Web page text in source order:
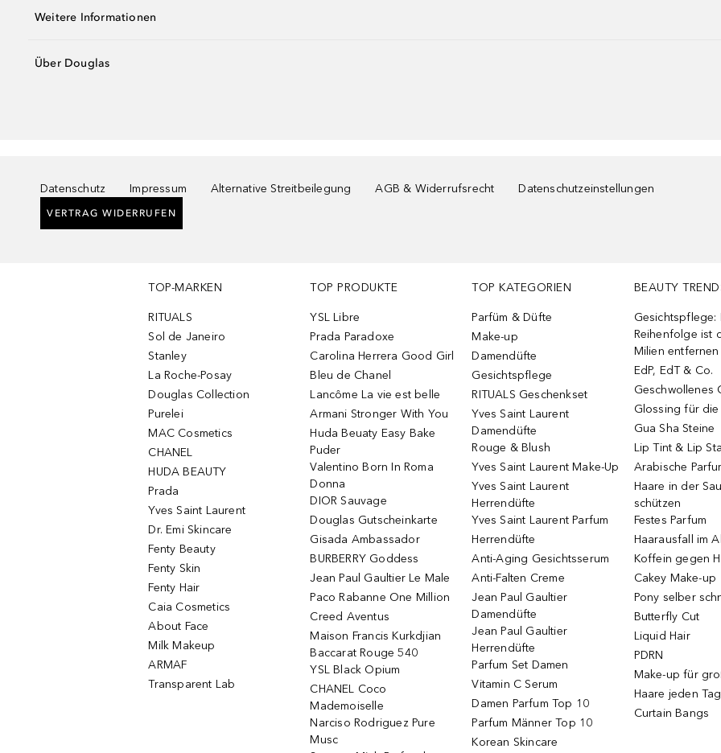
Weitere Informationen
Über Douglas
Datenschutz Impressum Alternative Streitbeilegung AGB & Widerrufsrecht Datenschutzeinstellungen
VERTRAG WIDERRUFEN
TOP-MARKEN
RITUALS
Sol de Janeiro
Stanley
La Roche-Posay
Douglas Collection
Purelei
MAC Cosmetics
CHANEL
HUDA BEAUTY
Prada
Yves Saint Laurent
Dr. Emi Skincare
Fenty Beauty
Fenty Skin
Fenty Hair
Caia Cosmetics
About Face
Milk Makeup
ARMAF
Transparent Lab
TOP PRODUKTE
YSL Libre
Prada Paradoxe
Carolina Herrera Good Girl
Bleu de Chanel
Lancôme La vie est belle
Armani Stronger With You
Huda Beuaty Easy Bake
Puder
Valentino Born In Roma
Donna
DIOR Sauvage
Douglas Gutscheinkarte
Gisada Ambassador
BURBERRY Goddess
Jean Paul Gaultier Le Male
Paco Rabanne One Million
Creed Aventus
Maison Francis Kurkdjian
Baccarat Rouge 540
YSL Black Opium
CHANEL Coco
Mademoiselle
Narciso Rodriguez Pure
Musc
TOP KATEGORIEN
Parfüm & Düfte
Make-up
Damendüfte
Gesichtspflege
RITUALS Geschenkset
Yves Saint Laurent
Damendüfte
Rouge & Blush
Yves Saint Laurent Make-Up
Yves Saint Laurent
Herrendüfte
Yves Saint Laurent Parfum
Herrendüfte
Anti-Aging Gesichtsserum
Anti-Falten Creme
Jean Paul Gaultier
Damendüfte
Jean Paul Gaultier
Herrendüfte
Parfum Set Damen
Vitamin C Serum
Damen Parfum Top 10
Parfum Männer Top 10
Korean Skincare
BEAUTY
Gesichtspflege:
Reihenfolge ist
Milien entfernen
EdP, EdT & Co.
Geschwollenes
Glossing für die
Gua Sha Steine
Lip Tint & Lip
Arabische
Haare in der
schützen
Festes Parfum
Haarausfall im
Koffein gegen
Cakey Make-up
Pony selber
Butterfly Cut
Liquid Hair
PDRN
Make-up für
Haare jeden
Curtain Bangs